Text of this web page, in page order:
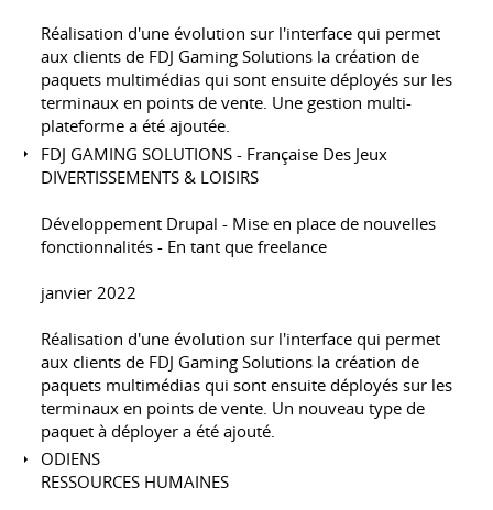
Réalisation d'une évolution sur l'interface qui permet
aux clients de FDJ Gaming Solutions la création de
paquets multimédias qui sont ensuite déployés sur les
terminaux en points de vente. Une gestion multi-
plateforme a été ajoutée.
FDJ GAMING SOLUTIONS - Française Des Jeux
DIVERTISSEMENTS & LOISIRS
Développement Drupal - Mise en place de nouvelles
fonctionnalités - En tant que freelance
janvier 2022
Réalisation d'une évolution sur l'interface qui permet
aux clients de FDJ Gaming Solutions la création de
paquets multimédias qui sont ensuite déployés sur les
terminaux en points de vente. Un nouveau type de
paquet à déployer a été ajouté.
ODIENS
RESSOURCES HUMAINES